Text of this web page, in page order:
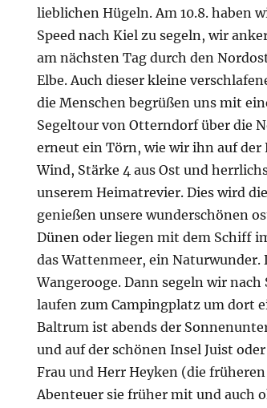
lieblichen Hügeln. Am 10.8. haben
Speed nach Kiel zu segeln, wir
am nächsten Tag durch den
Elbe. Auch dieser kleine
die Menschen begrüßen uns mit
Segeltour von Otterndorf über die
erneut ein Törn, wie wir ihn auf der
Wind, Stärke 4 aus Ost und
unserem Heimatrevier. Dies wird
genießen unsere wunderschönen
Dünen oder liegen mit dem Schiff
das Wattenmeer, ein
Wangerooge. Dann segeln wir
laufen zum Campingplatz um dort
Baltrum ist abends der
und auf der schönen Insel Juist
Frau und Herr Heyken (die
Abenteuer sie früher mit und auch